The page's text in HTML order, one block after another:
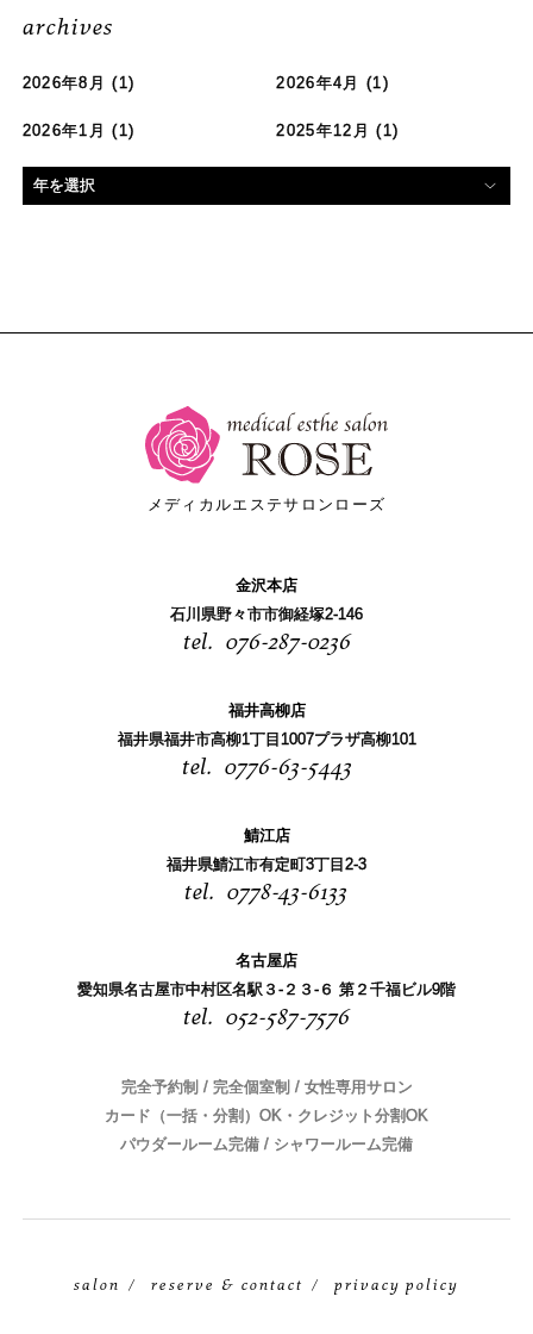
archives
2026年8月 (1) 2026年4月 (1)
2026年1月 (1) 2025年12月 (1)
メディカルエステサロンローズ
金沢本店
石川県野々市市御経塚2-146
076-287-0236
福井高柳店
福井県福井市高柳1丁目1007プラザ高柳101
0776-63-5443
鯖江店
福井県鯖江市有定町3丁目2-3
0778-43-6133
名古屋店
愛知県名古屋市中村区名駅３-２３-６ 第２千福ビル9階
052-587-7576
完全予約制 / 完全個室制 / 女性専用サロン
カード（一括・分割）OK・クレジット分割OK
パウダールーム完備 / シャワールーム完備
salon reserve & contact privacy policy